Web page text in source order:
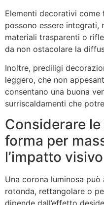
Elementi decorativi
possono essere integrati,
materiali trasparenti o
da non ostacolare la
Inoltre, prediligi
leggero, che non
consentano una buona
surriscaldamenti che
Considerare
forma per
l’impatto visivo
Una corona luminosa può
rotonda, rettangolare o